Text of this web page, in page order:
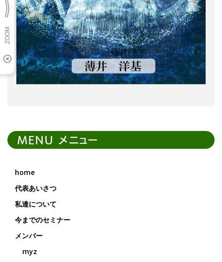
MENU メニュー
home
代表あいさつ
私達について
今までのセミナー
メンバー
myz